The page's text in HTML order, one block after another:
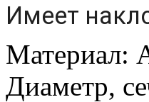
Имеет
Материал:
Диаметр,